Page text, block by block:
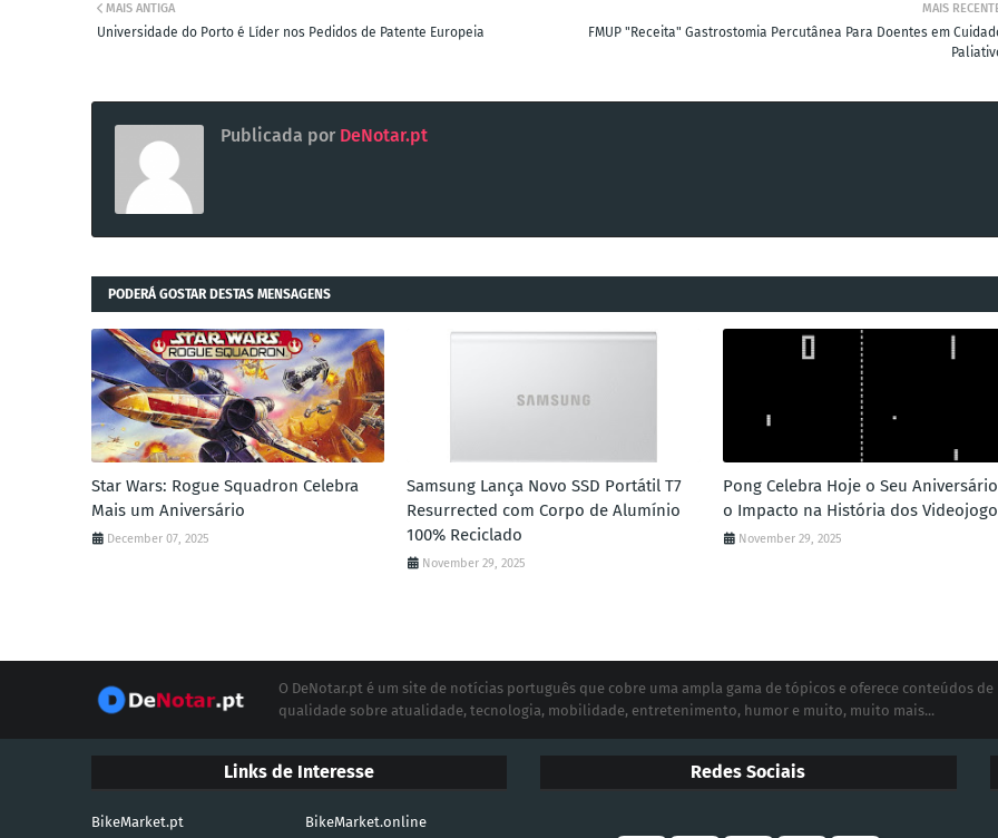
MAIS
FMUP "Receita" Gastrostomia Percutânea Para Doentes em
MAIS ANTIGA
Universidade do Porto é Líder nos Pedidos de Patente Europeia
Publicada por DeNotar.pt
PODERÁ GOSTAR DESTAS MENSAGENS
Star Wars: Rogue Squadron Celebra
Mais um Aniversário
December 07, 2025
Samsung Lança Novo SSD Portátil T7
Resurrected com Corpo de Alumínio
100% Reciclado
November 29, 2025
Pong Celebra Hoje o Seu
o Impacto na História dos
November 29, 2025
O DeNotar.pt é um site de notícias português que cobre uma ampla gama de tópicos e oferece conteúdos de
qualidade sobre atualidade, tecnologia, mobilidade, entretenimento, humor e muito, muito mais...
Links de Interesse
BikeMarket.pt BikeMarket.online
Redes Sociais